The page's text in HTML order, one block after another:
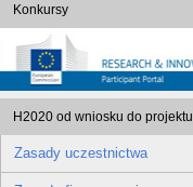
Konkursy
H2020 od wniosku do projektu
Zasady uczestnictwa